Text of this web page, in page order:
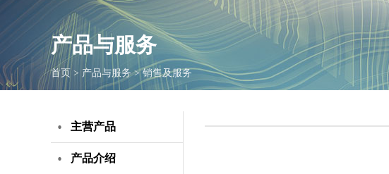
产品与服务
首页 > 产品与服务>销售及服务
主营产品
产品介绍